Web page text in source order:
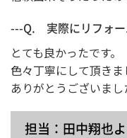
---Q. 実際にリフォー
とても良かったです。
色々丁寧にして頂きま
ありがとうございまし
担当：田中翔也